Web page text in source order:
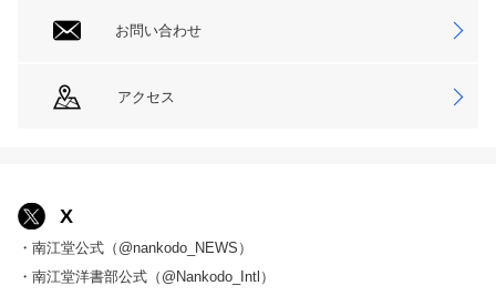
お問い合わせ
アクセス
X
・南江堂公式（@nankodo_NEWS）
・南江堂洋書部公式（@Nankodo_Intl）